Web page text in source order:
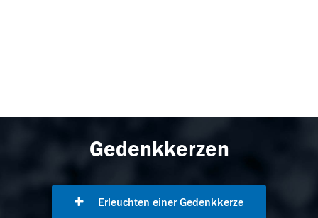
Gedenkkerzen
Erleuchten einer Gedenkkerze